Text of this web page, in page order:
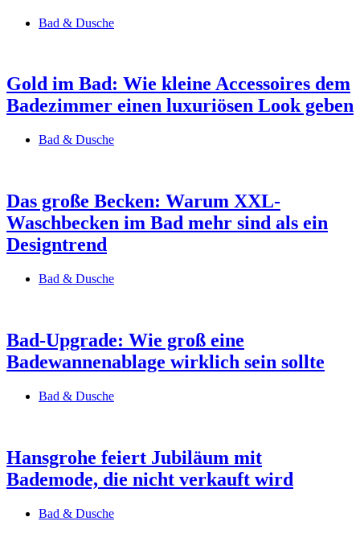
Bad & Dusche
Gold im Bad: Wie kleine Accessoires dem
Badezimmer einen luxuriösen Look geben
Bad & Dusche
Das große Becken: Warum XXL-
Waschbecken im Bad mehr sind als ein
Designtrend
Bad & Dusche
Bad-Upgrade: Wie groß eine
Badewannenablage wirklich sein sollte
Bad & Dusche
Hansgrohe feiert Jubiläum mit
Bademode, die nicht verkauft wird
Bad & Dusche